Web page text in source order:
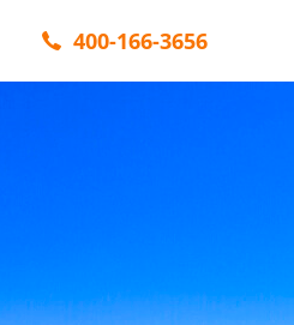
400-166-3656